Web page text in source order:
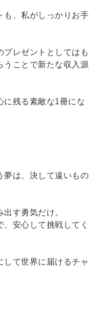
も、私がしっかりお手
プレゼントとしてはも
うことで新たな収入源
に残る素敵な1冊にな
夢は、決して遠いもの
す勇気だけ。
安心して挑戦してく
して世界に届けるチャ